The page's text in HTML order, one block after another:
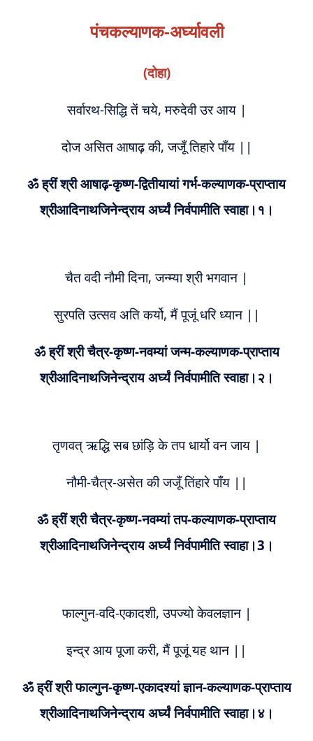
पंचकल्याणक-अर्घ्यावली
(दोहा)
सर्वारथ-सिद्धि तें चये, मरुदेवी उर आय |
दोज असित आषाढ़ की, जजूँ तिहारे पाँय ||
ॐ ह्रीं श्री आषाढ़-कृष्ण-द्वितीयायां गर्भ-कल्याणक-प्राप्ताय
श्रीआदिनाथजिनेन्द्राय अर्घ्यं निर्वपामीति स्वाहा।१।
चैत वदी नौमी दिना, जन्म्या श्री भगवान |
सुरपति उत्सव अति कर्यो, मैं पूजूं धरि ध्यान ||
ॐ ह्रीं श्री चैत्र-कृष्ण-नवम्यां जन्म-कल्याणक-प्राप्ताय
श्रीआदिनाथजिनेन्द्राय अर्घ्यं निर्वपामीति स्वाहा।२।
तृणवत् ऋद्धि सब छांड़ि के तप धार्यो वन जाय |
नौमी-चैत्र-असेत की जजूँ तिंहारे पाँय ||
ॐ ह्रीं श्री चैत्र-कृष्ण-नवम्यां तप-कल्याणक-प्राप्ताय
श्रीआदिनाथजिनेन्द्राय अर्घ्यं निर्वपामीति स्वाहा।3।
फाल्गुन-वदि-एकादशी, उपज्यो केवलज्ञान |
इन्द्र आय पूजा करी, मैं पूजूं यह थान ||
ॐ ह्रीं श्री फाल्गुन-कृष्ण-एकादश्यां ज्ञान-कल्याणक-प्राप्ताय
श्रीआदिनाथजिनेन्द्राय अर्घ्यं निर्वपामीति स्वाहा।४।